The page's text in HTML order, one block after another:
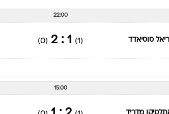
22:00
ריאל סוסיאדד (1)
1 : 2
(0)
15:00